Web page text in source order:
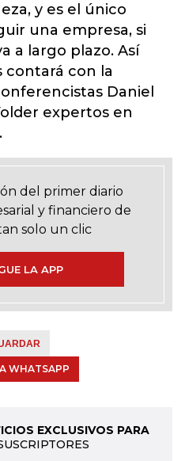
y es el único
una empresa, si
a largo plazo. Así
contará con la
Daniel
expertos en
del primer diario
y financiero de
solo un clic
LA APP
WHATSAPP
EXCLUSIVOS PARA